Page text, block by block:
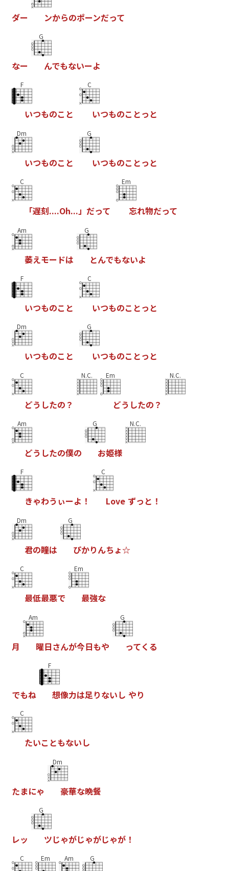
ダー ンからのポーンだって
なー
G
んでもないーよ
F
いつものこ と
C
いつものこ とっ と
Dm
いつものこ と
G
いつものこ とっ と
C
「遅刻....Oh...」 だって
Em
忘れ物だって
Am
萎えモー ドは
G
とんでもないよ
F
いつものこ と
C
いつものこ とっ と
Dm
いつものこ と
G
いつものこ とっ と
C
どう したの ？
N.C. Em
どう したの ？
N.C.
Am
どう したの僕の
G
お姫様
N.C.
F
きゃわう ぃーよ ！
C
Love ずっ と ！
Dm
君の瞳は
G
ぴかりんちょ☆
C
最低最悪で
Em
最強な
月
Am
曜日さんが今日もや
G
ってく る
でもね
F
想像力は足りないし やり
C
たいこ ともないし
たまにゃ
Dm
豪華な晩餐
レッ
G
ツじゃがじゃがじゃが！
C Em Am G